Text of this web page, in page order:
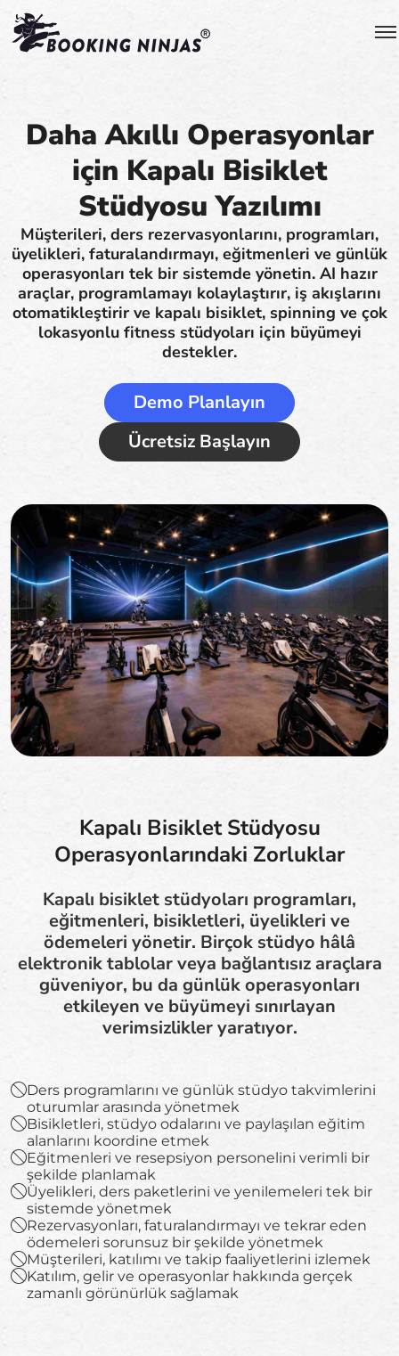
Daha Akıllı Operasyonlar
için Kapalı Bisiklet
Stüdyosu Yazılımı
Müşterileri, ders rezervasyonlarını, programları,
üyelikleri, faturalandırmayı, eğitmenleri ve günlük
operasyonları tek bir sistemde yönetin. AI hazır
araçlar, programlamayı kolaylaştırır, iş akışlarını
otomatikleştirir ve kapalı bisiklet, spinning ve çok
lokasyonlu fitness stüdyoları için büyümeyi
destekler.
Demo Planlayın
Ücretsiz Başlayın
Kapalı Bisiklet Stüdyosu
Operasyonlarındaki Zorluklar
Kapalı bisiklet stüdyoları programları,
eğitmenleri, bisikletleri, üyelikleri ve
ödemeleri yönetir. Birçok stüdyo hâlâ
elektronik tablolar veya bağlantısız araçlara
güveniyor, bu da günlük operasyonları
etkileyen ve büyümeyi sınırlayan
verimsizlikler yaratıyor.
Ders programlarını ve günlük stüdyo takvimlerini
oturumlar arasında yönetmek
Bisikletleri, stüdyo odalarını ve paylaşılan eğitim
alanlarını koordine etmek
Eğitmenleri ve resepsiyon personelini verimli bir
şekilde planlamak
Üyelikleri, ders paketlerini ve yenilemeleri tek bir
sistemde yönetmek
Rezervasyonları, faturalandırmayı ve tekrar eden
ödemeleri sorunsuz bir şekilde yönetmek
Müşterileri, katılımı ve takip faaliyetlerini izlemek
Katılım, gelir ve operasyonlar hakkında gerçek
zamanlı görünürlük sağlamak